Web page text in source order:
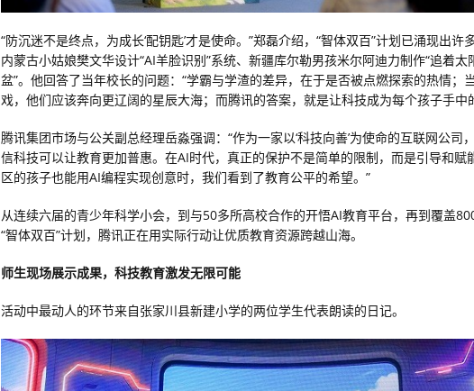
“防沉迷不是终点，为成长‘配钥匙’才是使命。”郑磊介绍，“智体双百”计划已涌现出许
内蒙古小姑娘樊文华设计“AI羊脸识别”系统、新疆库尔勒男孩米尔阿迪力制作“追着太
盆”。他回答了当年校长的问题：“学霸与学渣的差异，在于是否被点燃探索的热情；
戏，他们应该奔向更辽阔的星辰大海；而腾讯的答案，就是让科技成为每个孩子手中
腾讯集团市场与公关副总经理岳淼强调：“作为一家以‘科技向善’为使命的互联网公司
信科技可以让教育更加普惠。在AI时代，真正的保护不是简单的限制，而是引导和赋
区的孩子也能用AI编程实现创意时，我们看到了教育公平的希望。”
从连续六届的青少年科学小会，到与50多所高校合作的开悟AI教育平台，再到覆盖
“智体双百”计划，腾讯正在用实际行动让优质教育资源跨越山海。
师生现场展示成果，科技教育激发无限可能
活动中最动人的环节来自张家川县新建小学的两位学生代表朗读的日记。